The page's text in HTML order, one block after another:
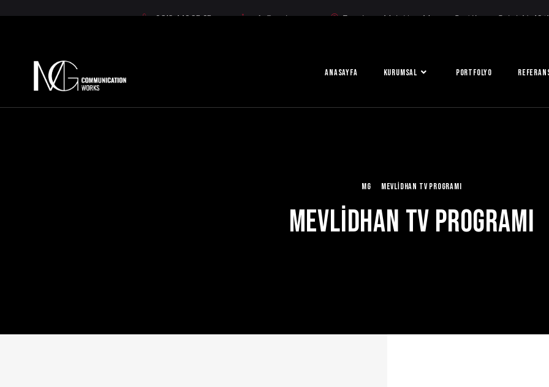
0312 446 85 65 info@mg.biz.tr Büyükesat Mah. Uğur Mumcu Cad. Kemer Sokak
ANASAYFA KURUMSAL PORTFOLYO
MG MEVLİDHAN TV PROGRAMI
MEVLİDHAN TV PROGRAMI